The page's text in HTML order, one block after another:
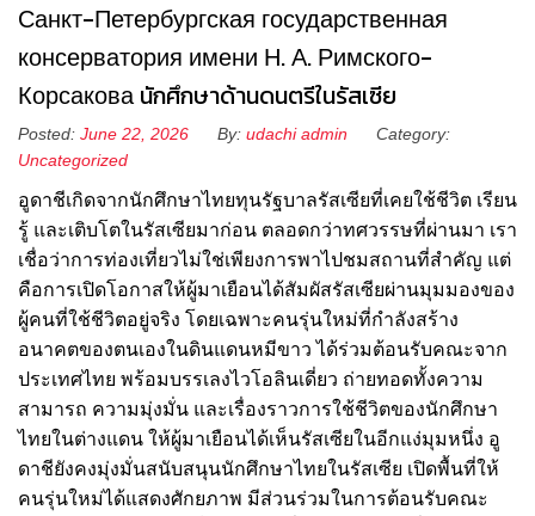
Санкт-Петербургская государственная
консерватория имени Н. А. Римского-
Корсакова นักศึกษาด้านดนตรีในรัสเซีย
Posted: June 22, 2026 By: udachi admin
Category:
Uncategorized
อูดาชีเกิดจากนักศึกษาไทยทุนรัฐบาลรัสเซียที่เคยใช้ชีวิต เรียน
รู้ และเติบโตในรัสเซียมาก่อน ตลอดกว่าทศวรรษที่ผ่านมา เรา
เชื่อว่าการท่องเที่ยวไม่ใช่เพียงการพาไปชมสถานที่สำคัญ แต่
คือการเปิดโอกาสให้ผู้มาเยือนได้สัมผัสรัสเซียผ่านมุมมองของ
ผู้คนที่ใช้ชีวิตอยู่จริง โดยเฉพาะคนรุ่นใหม่ที่กำลังสร้าง
อนาคตของตนเองในดินแดนหมีขาว ได้ร่วมต้อนรับคณะจาก
ประเทศไทย พร้อมบรรเลงไวโอลินเดี่ยว ถ่ายทอดทั้งความ
สามารถ ความมุ่งมั่น และเรื่องราวการใช้ชีวิตของนักศึกษา
ไทยในต่างแดน ให้ผู้มาเยือนได้เห็นรัสเซียในอีกแง่มุมหนึ่ง อู
ดาชียังคงมุ่งมั่นสนับสนุนนักศึกษาไทยในรัสเซีย เปิดพื้นที่ให้
คนรุ่นใหม่ได้แสดงศักยภาพ มีส่วนร่วมในการต้อนรับคณะ